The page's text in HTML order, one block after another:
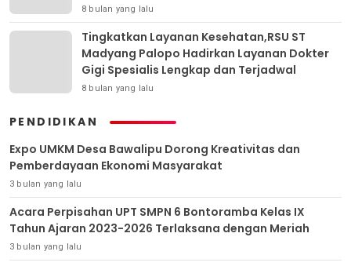
8 bulan yang lalu
Tingkatkan Layanan Kesehatan,RSU ST
Madyang Palopo Hadirkan Layanan Dokter
Gigi Spesialis Lengkap dan Terjadwal
8 bulan yang lalu
PENDIDIKAN
Expo UMKM Desa Bawalipu Dorong Kreativitas dan
Pemberdayaan Ekonomi Masyarakat
3 bulan yang lalu
Acara Perpisahan UPT SMPN 6 Bontoramba Kelas IX
Tahun Ajaran 2023-2026 Terlaksana dengan Meriah
3 bulan yang lalu